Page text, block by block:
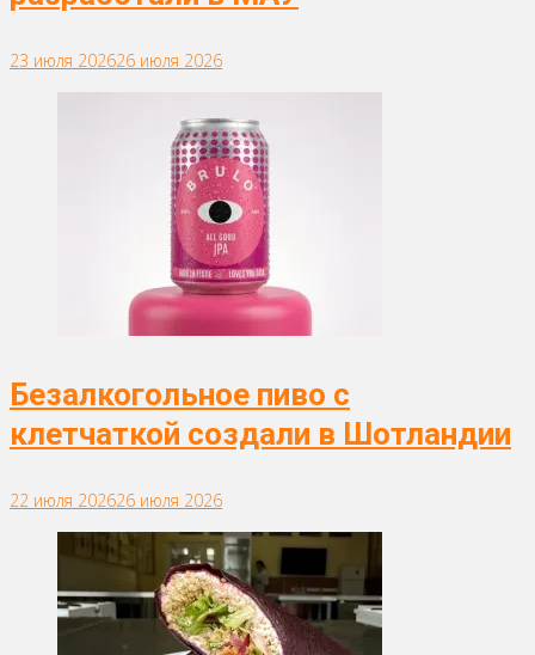
23 июля 202626 июля 2026
Безалкогольное пиво с
клетчаткой создали в Шотландии
22 июля 202626 июля 2026